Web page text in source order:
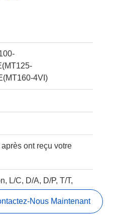
4VI)
ont reçu votre
L/C, D/A, D/P, T/T,
Nous Maintenant